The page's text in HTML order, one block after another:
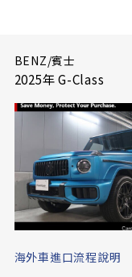
BENZ/賓士
2025年 G-Class
海外車進口流程說明